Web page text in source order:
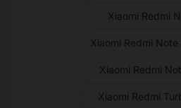
Xiaomi Redmi
Xiaomi Redmi Note
Xiaomi Redmi
Xiaomi Redmi